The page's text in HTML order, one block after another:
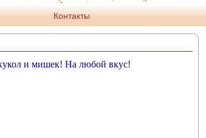
Контакты
и мишек! На любой вкус!